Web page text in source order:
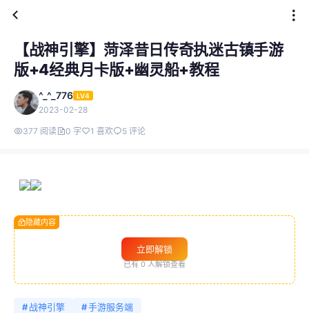
【战神引擎】菏泽昔日传奇执迷古镇手游
版+4经典月卡版+幽灵船+教程
^_^_776 LV4
2023-02-28
377 阅读 0 字 1 喜欢 5 评论
隐藏内容
立即解锁
已有 0 人解锁查看
#战神引擎 #手游服务端